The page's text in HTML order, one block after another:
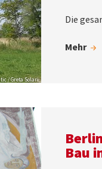
/ Greta Solari
Die
Mehr
Bau